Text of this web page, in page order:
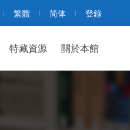
繁體 简体 登錄
特藏資源 關於本館